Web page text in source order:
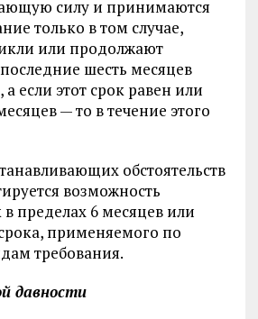
силу и принимаются
только в том случае,
или продолжают
шесть месяцев
если этот срок равен или
— то в течение этого
обстоятельств
возможность
пределах 6 месяцев или
применяемого по
требования.
давности